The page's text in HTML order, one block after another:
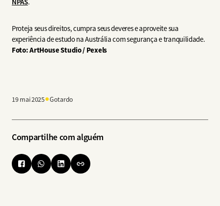
Proteja seus direitos, cumpra seus deveres e aproveite sua
experiência de estudo na Austrália com segurança e tranquilidade.
Foto: ArtHouse Studio / Pexels
19 mai 2025●Gotardo
Compartilhe com alguém